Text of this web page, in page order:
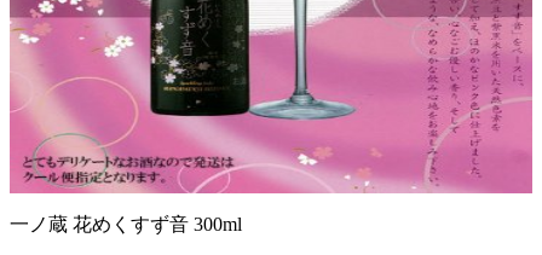
一ノ蔵 花めくすず音 300ml